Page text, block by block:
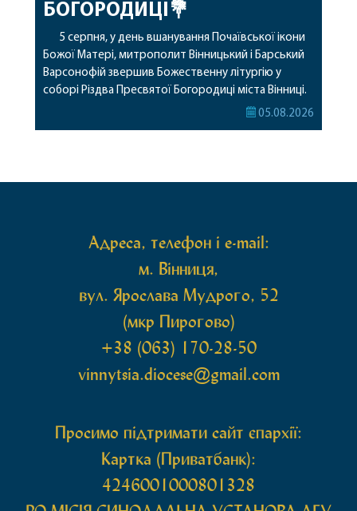
БОГОРОДИЦІ💐
5 серпня, у день вшанування Почаївської ікони
Божої Матері, митрополит Вінницький і Барський
Варсонофій звершив Божественну літургію у
соборі Різдва Пресвятої Богородиці міста Вінниці.
Його Високопреосвященству співслужили05.08.2026
Адреса, телефон і e-mail:
м. Вінниця,
вул. Ярослава Мудрого, 52
(мкр Пирогово)
+38 (063) 170-28-50
vinnytsia.diocese@gmail.com
Просимо підтримати сайт єпархії:
Картка (Приватбанк):
4246001000801328